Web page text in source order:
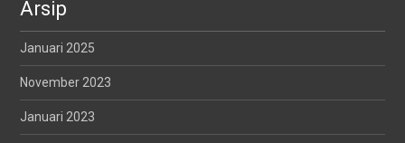
Arsip
Januari 2025
November 2023
Januari 2023